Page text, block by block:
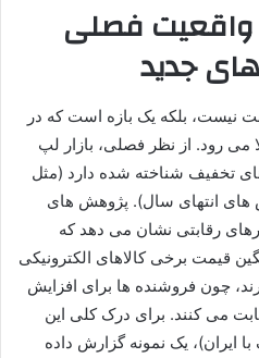
واقعیت فصلی
جدید
نیست، بلکه یک بازه است که در
می رود. از نظر فصلی، بازار لپ
تخفیف شناخته شده دارد (مثل
های انتهای سال). پژوهش های
رقابتی نشان می دهد که
قیمت برخی کالاهای الکترونیکی
چون فروشنده ها برای افزایش
می کنند. برای درک کلی این
ایران)، یک نمونه گزارش داده